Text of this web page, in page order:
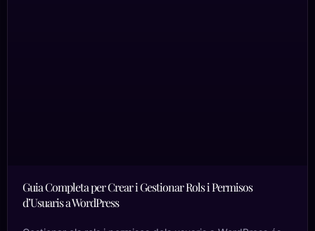
Guia Completa per Crear i Gestionar Rols i Permisos
d’Usuaris a WordPress